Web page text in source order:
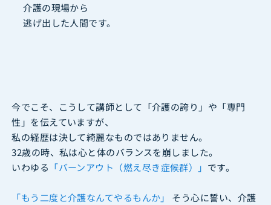
介護の現場から
逃げ出した人間です。
今でこそ、こうして講師として「介護の誇り」や「専門
性」を伝えていますが、
私の経歴は決して綺麗なものではありません。
32歳の時、私は心と体のバランスを崩しました。
いわゆる 「バーンアウト（燃え尽き症候群）」 です。
「もう二度と介護なんてやるもんか」
そう心に誓い、介護